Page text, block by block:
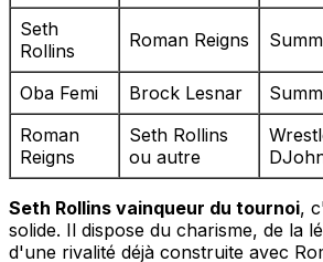
Seth
Rollins
Roman Reigns
Oba Femi Brock Lesnar
Roman
Reigns
Seth Rollins
ou autre
Seth Rollins vainqueur du tournoi,
solide. Il dispose du charisme, de la
d'une rivalité déjà construite avec